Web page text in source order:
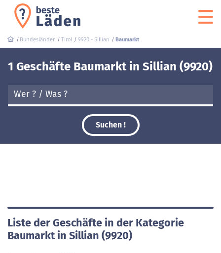
Bundesländer Tirol 9920 - Sillian Baumarkt
1 Geschäfte Baumarkt in Sillian (9920)
Suchen !
Liste der Geschäfte in der Kategorie
Baumarkt in Sillian (9920)